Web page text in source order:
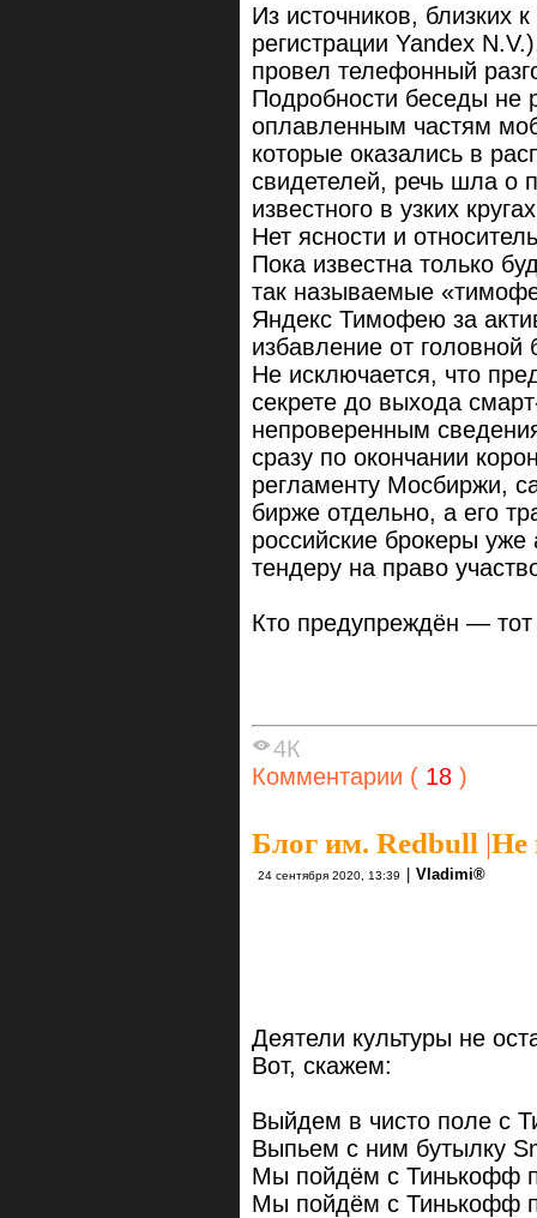
Из источников, близких
регистрации Yandex
провел телефонный
Подробности беседы не
оплавленным частям
которые оказались в
свидетелей, речь шла о
известного в узких
Нет ясности и
Пока известна только
так называемые
Яндекс Тимофею за
избавление от
Не исключается, что
секрете до выхода
непроверенным
сразу по окончании
регламенту Мосбиржи,
бирже отдельно, а его
российские брокеры уже
тендеру на право
Кто предупреждён —
4К
Комментарии ( 18 )
Блог им. Redbull |Не
24 сентября 2020, 13:39 Vlаdimi®
Деятели культуры не
Вот, скажем:
Выйдем в чисто поле с
Выпьем с ним бутылку
Мы пойдём с Тинькофф
Мы пойдём с Тинькофф